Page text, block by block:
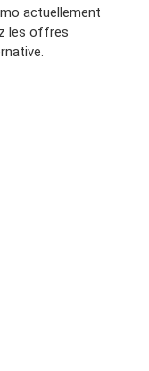
actuellement
les offres